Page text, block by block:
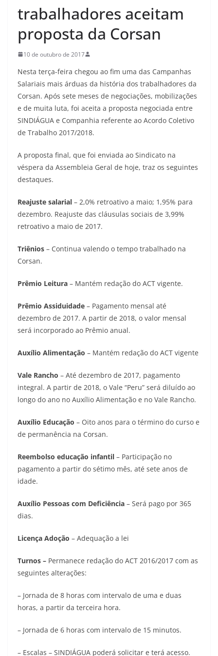
trabalhadores aceitam
proposta da Corsan
10 de outubro de 2017
Nesta terça-feira chegou ao fim uma das Campanhas
Salariais mais árduas da história dos trabalhadores da
Corsan. Após sete meses de negociações, mobilizações
e de muita luta, foi aceita a proposta negociada entre
SINDIÁGUA e Companhia referente ao Acordo Coletivo
de Trabalho 2017/2018.
A proposta final, que foi enviada ao Sindicato na
véspera da Assembleia Geral de hoje, traz os seguintes
destaques.
Reajuste salarial – 2,0% retroativo a maio; 1,95% para
dezembro. Reajuste das cláusulas sociais de 3,99%
retroativo a maio de 2017.
Triênios – Continua valendo o tempo trabalhado na
Corsan.
Prêmio Leitura – Mantém redação do ACT vigente.
Prêmio Assiduidade – Pagamento mensal até
dezembro de 2017. A partir de 2018, o valor mensal
será incorporado ao Prêmio anual.
Auxílio Alimentação – Mantém redação do ACT vigente
Vale Rancho – Até dezembro de 2017, pagamento
integral. A partir de 2018, o Vale “Peru” será diluído ao
longo do ano no Auxílio Alimentação e no Vale Rancho.
Auxílio Educação – Oito anos para o término do curso e
de permanência na Corsan.
Reembolso educação infantil – Participação no
pagamento a partir do sétimo mês, até sete anos de
idade.
Auxílio Pessoas com Deficiência – Será pago por 365
dias.
Licença Adoção – Adequação a lei
Turnos – Permanece redação do ACT 2016/2017 com as
seguintes alterações:
– Jornada de 8 horas com intervalo de uma e duas
horas, a partir da terceira hora.
– Jornada de 6 horas com intervalo de 15 minutos.
– Escalas – SINDIÁGUA poderá solicitar e terá acesso.